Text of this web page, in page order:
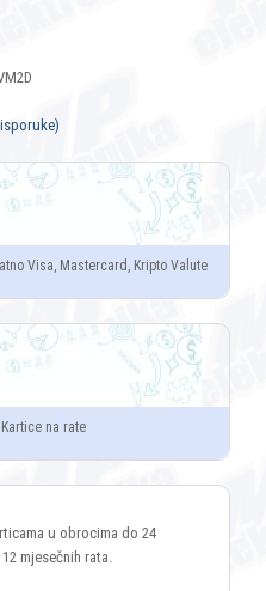
Visa, Mastercard, Kripto Valute
Kartice na rate
u obrocima do 24
mjesečnih rata.